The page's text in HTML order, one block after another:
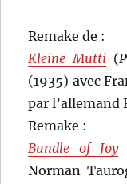
Remake de :
Kleine Mutti (
(1935) avec
par l’allemand
Remake :
Bundle of Joy
Norman